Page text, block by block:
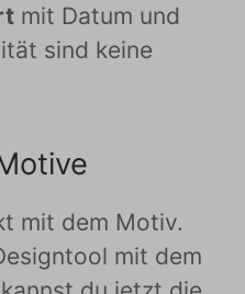
mit Datum und
sind keine
mit dem Motiv.
mit dem